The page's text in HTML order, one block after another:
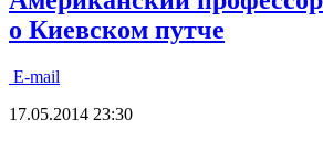
о Киевском путче
E-mail
17.05.2014 23:30